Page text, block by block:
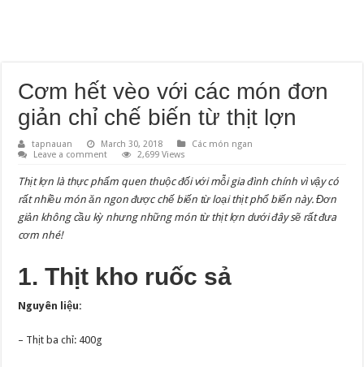
Cơm hết vèo với các món đơn
giản chỉ chế biến từ thịt lợn
tapnauan March 30, 2018
Các món ngan
Leave a comment
2,699 Views
Thịt lợn là thực phẩm quen thuộc đối với mỗi gia đình chính vì vậy có
rất nhiều món ăn ngon được chế biến từ loại thịt phổ biến này. Đơn
giản không cầu kỳ nhưng những món từ thịt lợn dưới đây sẽ rất đưa
cơm nhé!
1. Thịt kho ruốc sả
Nguyên liệu:
– Thịt ba chỉ: 400g